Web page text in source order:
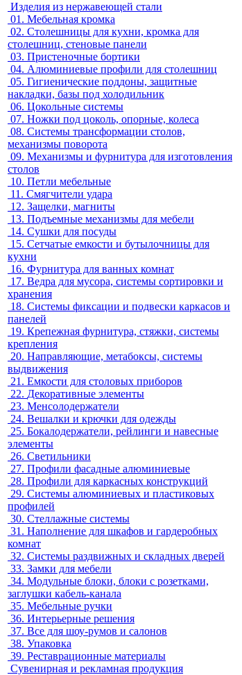
Изделия из нержавеющей стали
01. Мебельная кромка
02. Столешницы для кухни, кромка для
столешниц, стеновые панели
03. Пристеночные бортики
04. Алюминиевые профили для столешниц
05. Гигиенические поддоны, защитные
накладки, базы под холодильник
06. Цокольные системы
07. Ножки под цоколь, опорные, колеса
08. Системы трансформации столов,
механизмы поворота
09. Механизмы и фурнитура для изготовления
столов
10. Петли мебельные
11. Смягчители удара
12. Защелки, магниты
13. Подъемные механизмы для мебели
14. Сушки для посуды
15. Сетчатые емкости и бутылочницы для
кухни
16. Фурнитура для ванных комнат
17. Ведра для мусора, системы сортировки и
хранения
18. Системы фиксации и подвески каркасов и
панелей
19. Крепежная фурнитура, стяжки, системы
крепления
20. Направляющие, метабоксы, системы
выдвижения
21. Емкости для столовых приборов
22. Декоративные элементы
23. Менсолодержатели
24. Вешалки и крючки для одежды
25. Бокалодержатели, рейлинги и навесные
элементы
26. Светильники
27. Профили фасадные алюминиевые
28. Профили для каркасных конструкций
29. Системы алюминиевых и пластиковых
профилей
30. Стеллажные системы
31. Наполнение для шкафов и гардеробных
комнат
32. Системы раздвижных и складных дверей
33. Замки для мебели
34. Модульные блоки, блоки с розетками,
заглушки кабель-канала
35. Мебельные ручки
36. Интерьерные решения
37. Все для шоу-румов и салонов
38. Упаковка
39. Реставрационные материалы
Сувенирная и рекламная продукция